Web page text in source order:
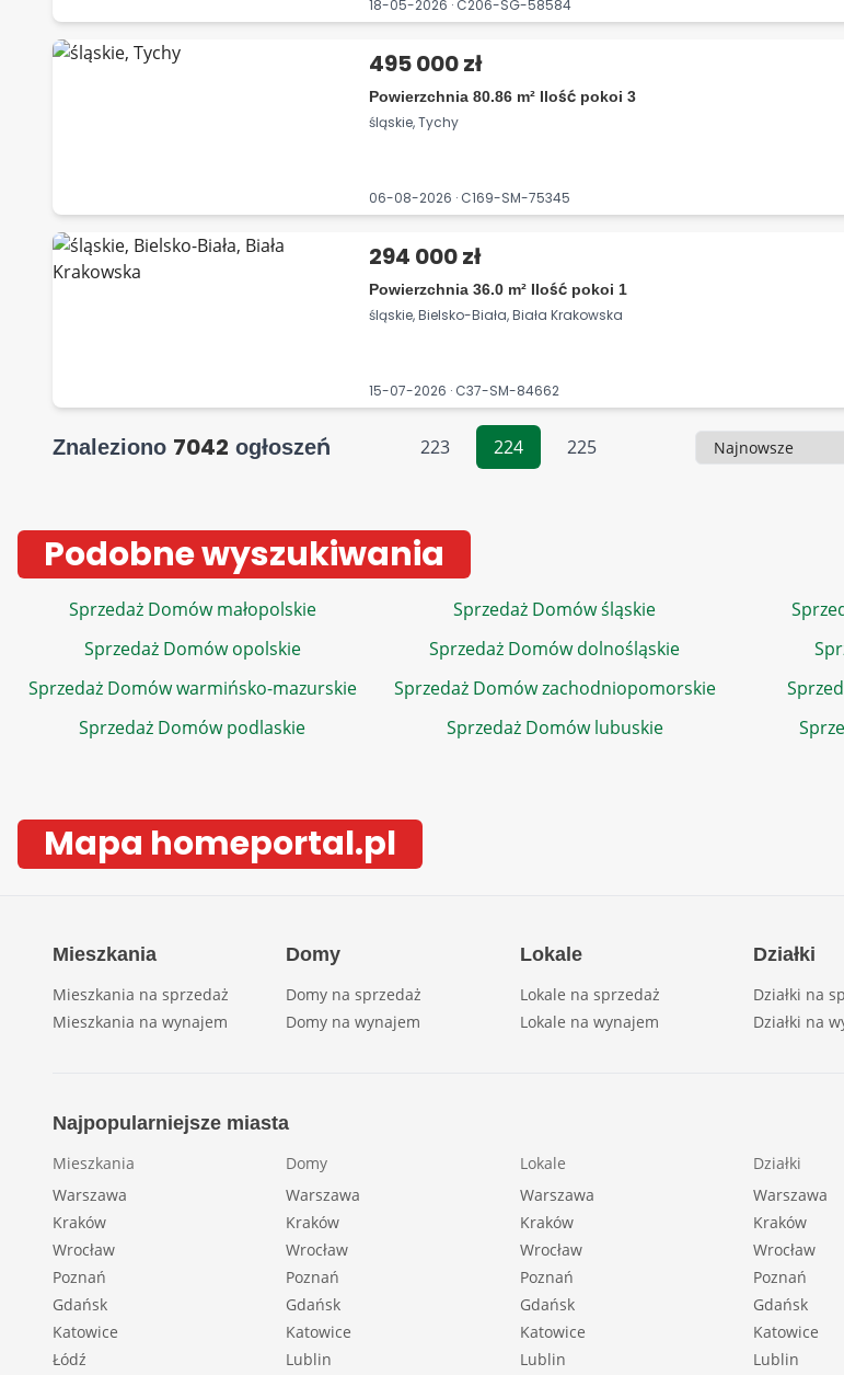
18-05-2026 · C206-SG-58584
495 000 zł
Powierzchnia 80.86 m² Ilość pokoi 3
śląskie, Tychy
06-08-2026 · C169-SM-75345
294 000 zł
Powierzchnia 36.0 m² Ilość pokoi 1
śląskie, Bielsko-Biała, Biała Krakowska
15-07-2026 · C37-SM-84662
Znaleziono 7042 ogłoszeń 223 224 225 Sortowanie
Podobne wyszukiwania
Sprzedaż Domów małopolskie Sprzedaż Domów śląskie
Sprzedaż Domów opolskie
Sprzedaż Domów dolnośląskie
Sprzedaż Domów warmińsko-mazurskie
Sprzedaż Domów zachodniopomorskie
Sprzedaż Domów podlaskie
Sprzedaż Domów lubuskie
Mapa homeportal.pl
Mieszkania
Mieszkania na sprzedaż
Mieszkania na wynajem
Domy
Domy na sprzedaż
Domy na wynajem
Lokale
Lokale na sprzedaż
Lokale na wynajem
Działki
Działki na
Działki na
Najpopularniejsze miasta
Mieszkania
Warszawa
Kraków
Wrocław
Poznań
Gdańsk
Katowice
Łódź
Domy
Warszawa
Kraków
Wrocław
Poznań
Gdańsk
Katowice
Lublin
Lokale
Warszawa
Kraków
Wrocław
Poznań
Gdańsk
Katowice
Lublin
Działki
Warszawa
Kraków
Wrocław
Poznań
Gdańsk
Katowice
Lublin